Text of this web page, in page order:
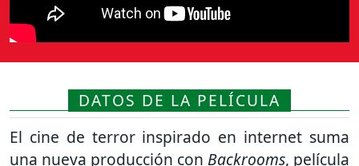
DATOS DE LA PELÍCULA
El cine de terror inspirado en internet suma
una nueva producción con Backrooms, película